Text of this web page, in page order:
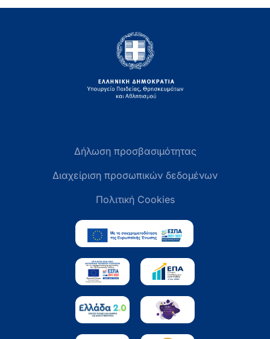
Δήλωση προσβασιμότητας
Διαχείριση προσωπικών δεδομένων
Πολιτική Cookies